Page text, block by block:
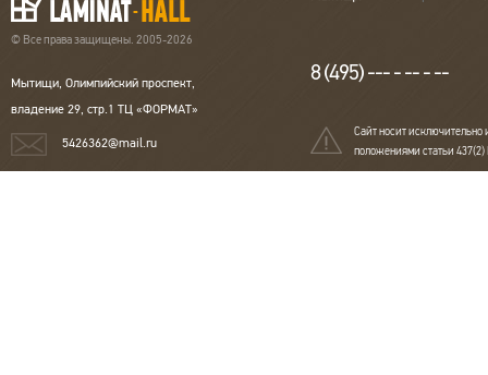
© Все права защищены. 2005-2026
Мытищи, Олимпийский проспект,
владение 29, стр.1 ТЦ «ФОРМАТ»
5426362@mail.ru
8 (495) --- - -- - --
Сайт носит исключительно
положениями статьи